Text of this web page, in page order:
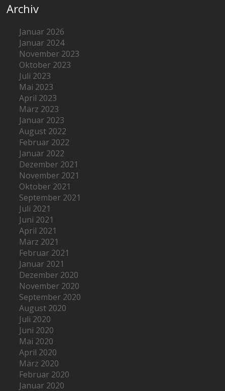
Archiv
Januar 2026
Januar 2024
November 2023
Oktober 2023
Juli 2023
Mai 2023
April 2023
März 2023
Januar 2023
August 2022
Februar 2022
Januar 2022
Dezember 2021
November 2021
Oktober 2021
September 2021
Juli 2021
Juni 2021
April 2021
März 2021
Februar 2021
Januar 2021
Dezember 2020
November 2020
September 2020
August 2020
Juli 2020
Juni 2020
Mai 2020
April 2020
März 2020
Februar 2020
Januar 2020